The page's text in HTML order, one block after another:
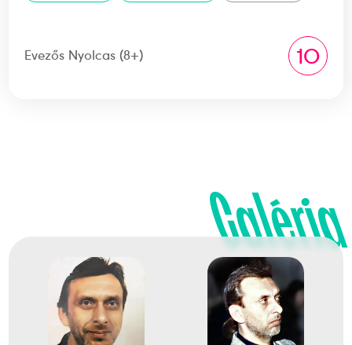
Evezős Nyolcas (8+) 10
Galéria